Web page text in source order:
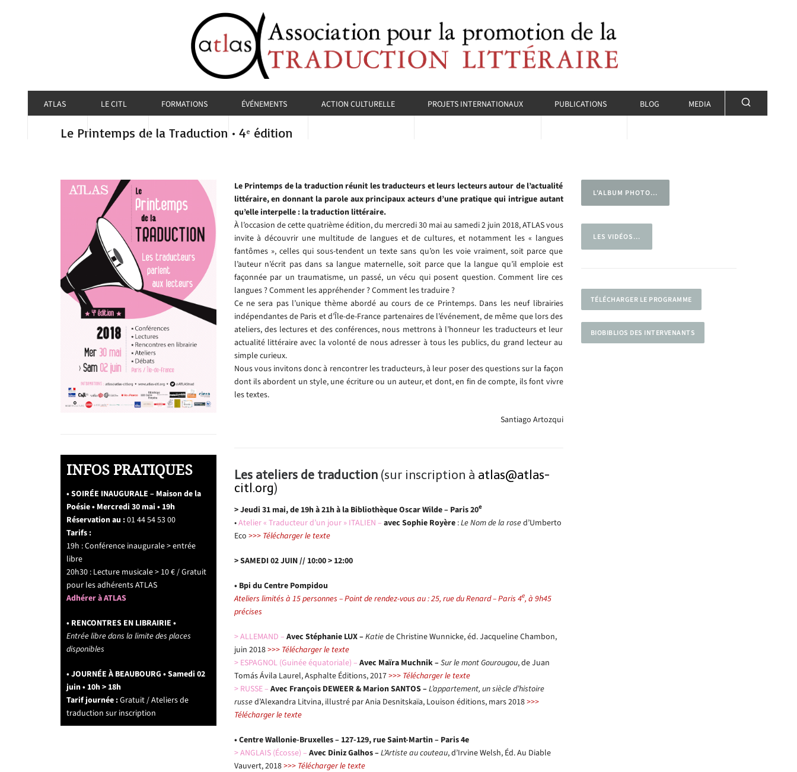
ATLAS LE CITL FORMATIONS ÉVÉNEMENTS ACTION CULTURELLE PROJETS INTERNATIONAUX PUBLICATIONS BLOG MEDIA
Le Printemps de la Traduction • 4e édition
INFOS PRATIQUES
• SOIRÉE INAUGURALE – Maison de la
Poésie • Mercredi 30 mai • 19h
Réservation au :01 44 54 53 00
Tarifs :
19h : Conférence inaugurale > entrée
libre
20h30 : Lecture musicale > 10 € / Gratuit
pour les adhérents ATLAS
Adhérer à ATLAS
• RENCONTRES EN LIBRAIRIE •
Entrée libre dans la limite des places
disponibles
• JOURNÉE À BEAUBOURG • Samedi 02
juin • 10h > 18h
Tarif journée :Gratuit / Ateliers de
traduction sur inscription
Le Printemps de la traduction réunit les traducteurs et leurs lecteurs autour de l’actualité
littéraire, en donnant la parole aux principaux acteurs d’une pratique qui intrigue autant
qu’elle interpelle : la traduction littéraire.
À l’occasion de cette quatrième édition, du mercredi 30 mai au samedi 2 juin 2018, ATLAS vous
invite à découvrir une multitude de langues et de cultures, et notamment les « langues
fantômes », celles qui sous-tendent un texte sans qu’on les voie vraiment, soit parce que
l’auteur n’écrit pas dans sa langue maternelle, soit parce que la langue qu’il emploie est
façonnée par un traumatisme, un passé, un vécu qui posent question. Comment lire ces
langues ? Comment les appréhender ? Comment les traduire ?
Ce ne sera pas l’unique thème abordé au cours de ce Printemps. Dans les neuf librairies
indépendantes de Paris et d’Île-de-France partenaires de l’événement, de même que lors des
ateliers, des lectures et des conférences, nous mettrons à l’honneur les traducteurs et leur
actualité littéraire avec la volonté de nous adresser à tous les publics, du grand lecteur au
simple curieux.
Nous vous invitons donc à rencontrer les traducteurs, à leur poser des questions sur la façon
dont ils abordent un style, une écriture ou un auteur, et dont, en fin de compte, ils font vivre
les textes.
Santiago Artozqui
Les ateliers de traduction (sur inscription à atlas@atlas-
citl.org)
> Jeudi 31 mai, de 19h à 21h à la Bibliothèque Oscar Wilde – Paris 20e
•Atelier « Traducteur d’un jour » ITALIEN – avec Sophie Royère:Le Nom de la rosed’Umberto
Eco >>> Télécharger le texte
> SAMEDI 02 JUIN // 10:00 > 12:00
• Bpi du Centre Pompidou
Ateliers limités à 15 personnes – Point de rendez-vous au : 25, rue du Renard – Paris 4e, à 9h45
précises
> ALLEMAND – Avec Stéphanie LUX –Katiede Christine Wunnicke,éd. Jacqueline Chambon,
juin 2018>>> Télécharger le texte
> ESPAGNOL (Guinée équatoriale) – Avec Maïra Muchnik –Sur le mont Gourougou, de Juan
Tomás Ávila Laurel,Asphalte Éditions, 2017>>> Télécharger le texte
> RUSSE – Avec François DEWEER & Marion SANTOS –L’appartement, un siècle d’histoire
russed’Alexandra Litvina, illustré par Ania Desnitskaïa, Louison éditions, mars 2018>>>
Télécharger le texte
• Centre Wallonie-Bruxelles – 127-129, rue Saint-Martin – Paris 4e
> ANGLAIS (Écosse) – Avec Diniz Galhos –L’Artiste au couteau, d’Irvine Welsh, Éd. Au Diable
Vauvert, 2018>>> Télécharger le texte
L'ALBUM PHOTO...
LES VIDÉOS...
TÉLÉCHARGER LE PROGRAMME
BIOBIBLIOS DES INTERVENANTS